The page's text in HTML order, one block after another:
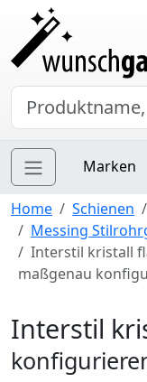
Marken
Home Schienen
Messing
Interstil kristall
maßgenau
Interstil